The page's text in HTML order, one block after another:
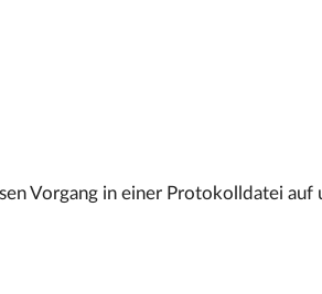
Vorgang in einer Protokolldatei auf